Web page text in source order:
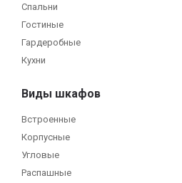
Спальни
Гостиные
Гардеробные
Кухни
Виды шкафов
Встроенные
Корпусные
Угловые
Распашные